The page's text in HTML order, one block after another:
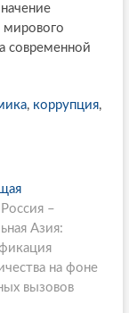
мирового
современной
, коррупция,
л
е
д
у
ю
–
Азия:
на фоне
вызовов